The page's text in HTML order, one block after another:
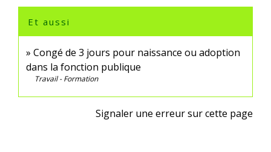
Et aussi
Congé de 3 jours pour naissance ou adoption
dans la fonction publique
Travail - Formation
Signaler une erreur sur cette page